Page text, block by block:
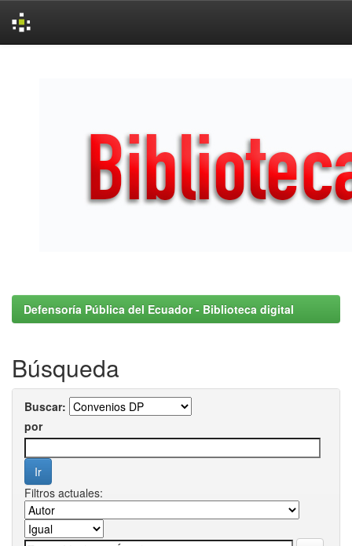
Defensoría Pública del Ecuador - Biblioteca digital
Búsqueda
Buscar:
por
Filtros actuales: